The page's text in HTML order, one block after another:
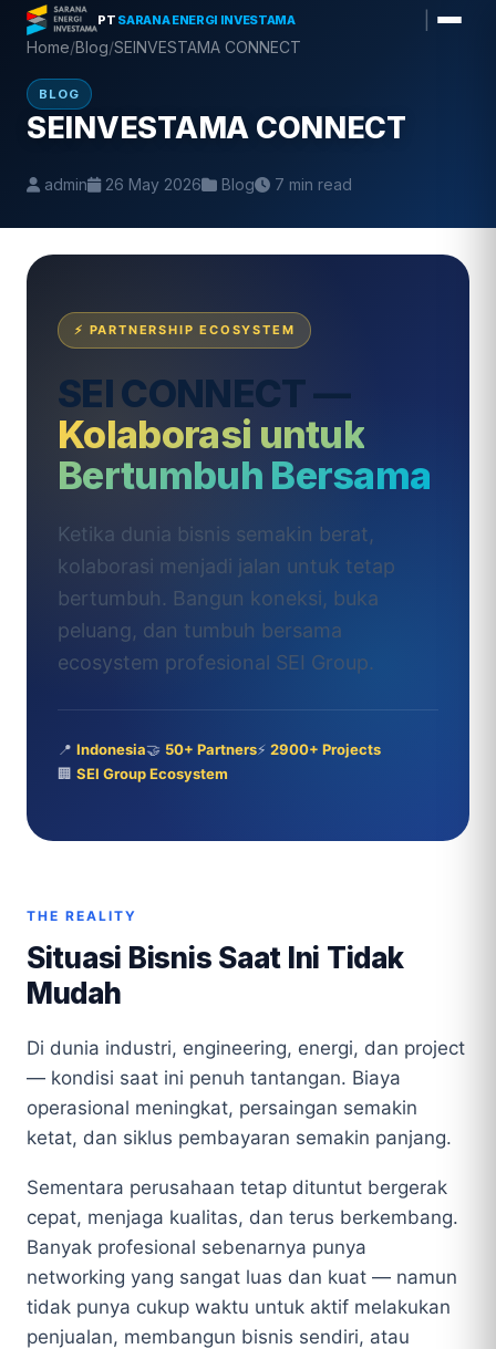
PT SARANA ENERGI INVESTAMA
Skip
Home/Blog/SEINVESTAMA CONNECT
BLOG
SEINVESTAMA CONNECT
admin 26 May 2026 Blog 7 min read
⚡ PARTNERSHIP ECOSYSTEM
SEI CONNECT —
Kolaborasi untuk
Bertumbuh Bersama
Ketika dunia bisnis semakin berat,
kolaborasi menjadi jalan untuk tetap
bertumbuh. Bangun koneksi, buka
peluang, dan tumbuh bersama
ecosystem profesional SEI Group.
📍 Indonesia🤝 50+ Partners⚡ 2900+ Projects
🏢 SEI Group Ecosystem
THE REALITY
Situasi Bisnis Saat Ini Tidak
Mudah
Di dunia industri, engineering, energi, dan project
— kondisi saat ini penuh tantangan. Biaya
operasional meningkat, persaingan semakin
ketat, dan siklus pembayaran semakin panjang.
Sementara perusahaan tetap dituntut bergerak
cepat, menjaga kualitas, dan terus berkembang.
Banyak profesional sebenarnya punya
networking yang sangat luas dan kuat — namun
tidak punya cukup waktu untuk aktif melakukan
penjualan, membangun bisnis sendiri, atau